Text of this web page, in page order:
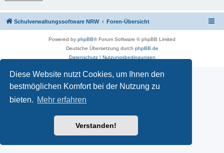
Diese Website nutzt Cookies, um Ihnen den
bestmöglichen Komfort bei der Nutzung zu
bieten. Mehr erfahren
Verstanden!
Schulverwaltungssoftware NRW Foren-Übersicht
Powered by phpBB® Forum Software © phpBB Limited
Deutsche Übersetzung durch phpBB.de
Datenschutz| Nutzungsbedingungen